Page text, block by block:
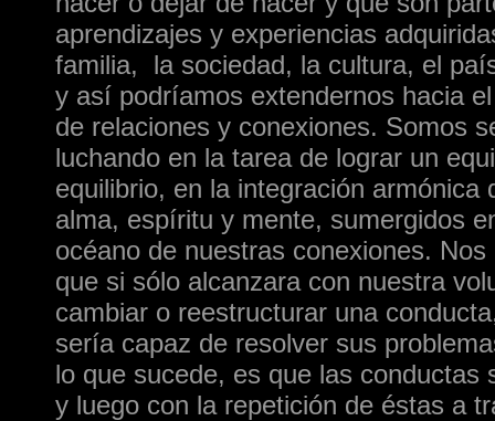
aprendizajes y experiencias
familia, la sociedad, la cultura, el
y así podríamos extendernos hacia
de relaciones y conexiones. Somos
luchando en la tarea de lograr un
equilibrio, en la integración armónica
alma, espíritu y mente, sumergidos
océano de nuestras conexiones.
que si sólo alcanzara con nuestra
cambiar o reestructurar una
sería capaz de resolver sus
lo que sucede, es que las conductas
y luego con la repetición de éstas a